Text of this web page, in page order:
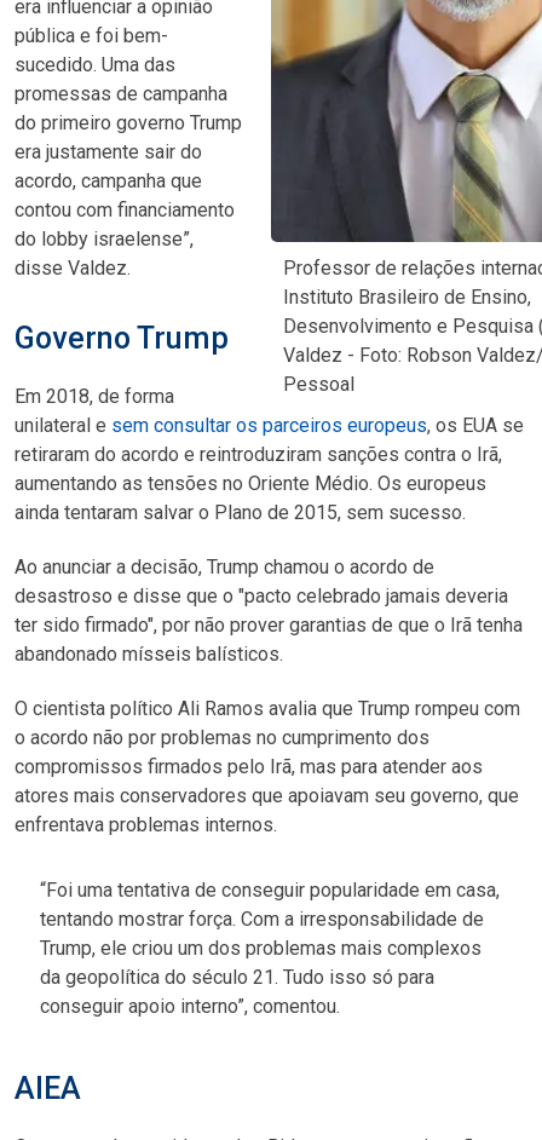
Professor de relações
Instituto Brasileiro de Ensino,
Desenvolvimento e Pesquisa
Valdez - Foto: Robson
Pessoal
era influenciar a opinião
pública e foi bem-
sucedido. Uma das
promessas de campanha
do primeiro governo Trump
era justamente sair do
acordo, campanha que
contou com financiamento
do lobby israelense”,
disse Valdez.
Governo Trump
Em 2018, de forma
unilateral e sem consultar os parceiros europeus, os EUA se
retiraram do acordo e reintroduziram sanções contra o Irã,
aumentando as tensões no Oriente Médio. Os europeus
ainda tentaram salvar o Plano de 2015, sem sucesso.
Ao anunciar a decisão, Trump chamou o acordo de
desastroso e disse que o "pacto celebrado jamais deveria
ter sido firmado", por não prover garantias de que o Irã tenha
abandonado mísseis balísticos.
O cientista político Ali Ramos avalia que Trump rompeu com
o acordo não por problemas no cumprimento dos
compromissos firmados pelo Irã, mas para atender aos
atores mais conservadores que apoiavam seu governo, que
enfrentava problemas internos.
“Foi uma tentativa de conseguir popularidade em casa,
tentando mostrar força. Com a irresponsabilidade de
Trump, ele criou um dos problemas mais complexos
da geopolítica do século 21. Tudo isso só para
conseguir apoio interno”, comentou.
AIEA